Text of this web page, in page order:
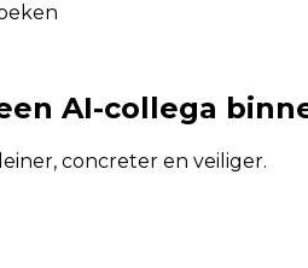
AI-collega
concreter en veiliger.